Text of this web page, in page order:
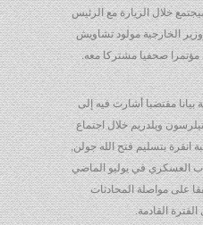
خلال الزيارة مع الرئيس
الخارجية مولود تشاويش
مؤتمرا صحفيا مشتركا معه.
بيانا مقتضبا أشارت فيه إلى
ويلدريم خلال اجتماع
انقرة بتسليم فتح الله جولن,
العسكري في يوليو الماضي
على مواصلة المحادثات
القادمة.